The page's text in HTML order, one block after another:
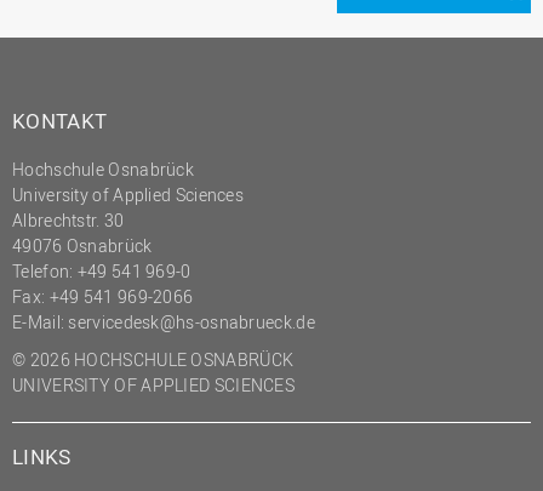
Personalrat
Präsidialbüro
Professional School
Projekte des Präsidiums
Projektmanagement Office
(PMO)
Prozessmanagement
Recht
KONTAKT
Hochschule Osnabrück
University of Applied Sciences
Albrechtstr. 30
49076 Osnabrück
Telefon: +49 541 969-0
Fax: +49 541 969-2066
E-Mail: servicedesk@hs-osnabrueck.de
© 2026 HOCHSCHULE OSNABRÜCK
UNIVERSITY OF APPLIED SCIENCES
LINKS